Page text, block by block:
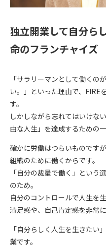
独立開業して自分ら
命のフランチャイズ
「サラリーマンとして働くの
い。」といった理由で、FIRE
す。
しかしながら忘れてはいけな
由な人生」を達成するための
確かに労働はつらいものです
組織のために働くからです。
「自分の裁量で働く 」という
のため。
自分のコントロールで人生を
満足感や、自己肯定感を非常
「自分らしく人生を生きたい
業です。